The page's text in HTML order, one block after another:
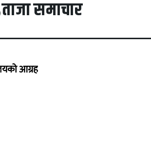
ताजा समाचार
आग्रह